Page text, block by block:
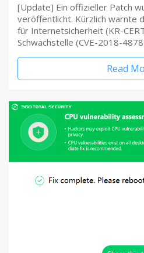
[Update] Ein offizieller Patch
veröffentlicht. Kürzlich warnte
für Internetsicherheit (KR-
Schwachstelle (CVE-2018-
Read